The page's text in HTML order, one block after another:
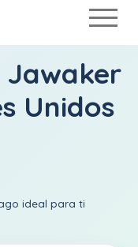
Unidos
ideal para ti